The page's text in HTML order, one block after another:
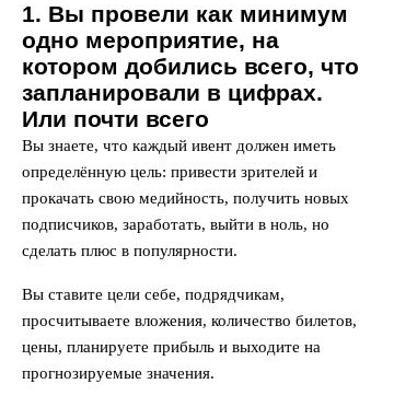
1. Вы провели как минимум
одно мероприятие, на
котором добились всего, что
запланировали в цифрах.
Или почти всего
Вы знаете, что каждый ивент должен иметь
определённую цель: привести зрителей и
прокачать свою медийность, получить новых
подписчиков, заработать, выйти в ноль, но
сделать плюс в популярности.
Вы ставите цели себе, подрядчикам,
просчитываете вложения, количество билетов,
цены, планируете прибыль и выходите на
прогнозируемые значения.